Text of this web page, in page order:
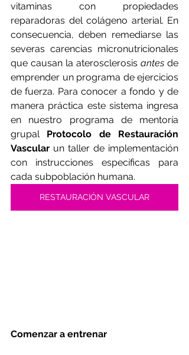
vitaminas con propiedades
reparadoras del colágeno arterial. En
consecuencia, deben remediarse las
severas carencias micronutricionales
que causan la aterosclerosis antes de
emprender un programa de ejercicios
de fuerza. Para conocer a fondo y de
manera práctica este sistema ingresa
en nuestro programa de mentoría
grupal Protocolo de Restauración
Vascular un taller de implementación
con instrucciones específicas para
cada subpoblación humana.
RESTAURACIÓN VASCULAR
Comenzar a entrenar